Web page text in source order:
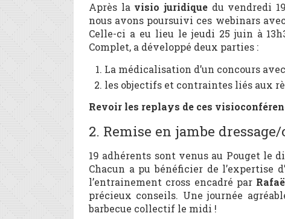
Après la visio juridique du vendredi
nous avons poursuivi ces webinars
Celle-ci a eu lieu le jeudi 25 juin à
Complet, a développé deux parties :
La médicalisation d’un concours
les objectifs et contraintes liés aux
Revoir les replays de ces
2. Remise en jambe
19 adhérents sont venus au Pouget le
Chacun a pu bénéficier de l’expertise d’
l’entrainement cross encadré par
précieux conseils. Une journée
barbecue collectif le midi !